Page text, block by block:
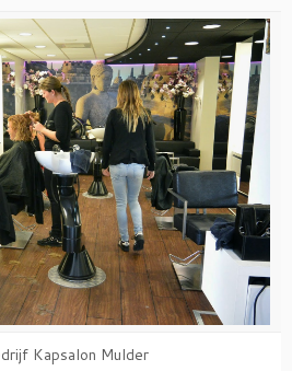
Kapsalon Mulder